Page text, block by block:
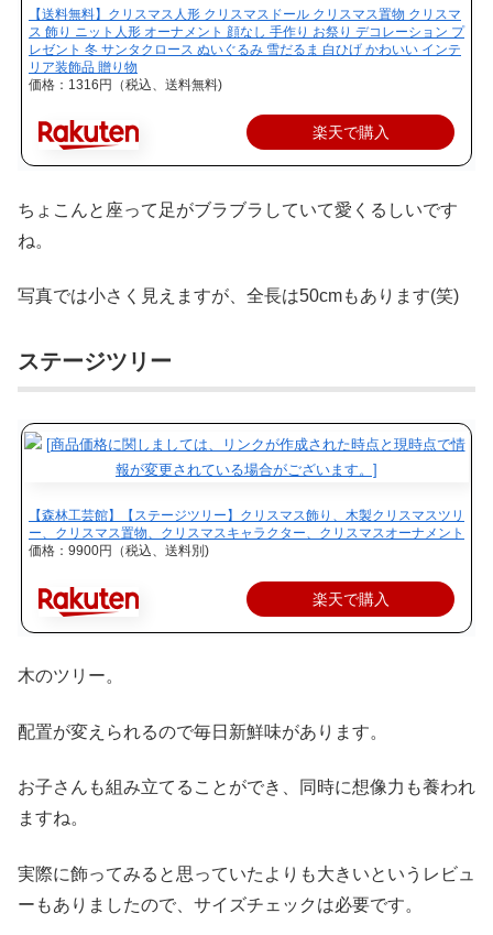
【送料無料】クリスマス人形 クリスマスドール クリスマス置物 クリスマ
ス 飾り ニット人形 オーナメント 顔なし 手作り お祭り デコレーション プ
レゼント 冬 サンタクロース ぬいぐるみ 雪だるま 白ひげ かわいい インテ
リア装飾品 贈り物
価格：1316円（税込、送料無料)
楽天で購入
ちょこんと座って足がブラブラしていて愛くるしいです
ね。
写真では小さく見えますが、全長は50cmもあります(笑)
ステージツリー
【森林工芸館】【ステージツリー】クリスマス飾り、木製クリスマスツリ
ー、クリスマス置物、クリスマスキャラクター、クリスマスオーナメント
価格：9900円（税込、送料別)
楽天で購入
木のツリー。
配置が変えられるので毎日新鮮味があります。
お子さんも組み立てることができ、同時に想像力も養われ
ますね。
実際に飾ってみると思っていたよりも大きいというレビュ
ーもありましたので、サイズチェックは必要です。